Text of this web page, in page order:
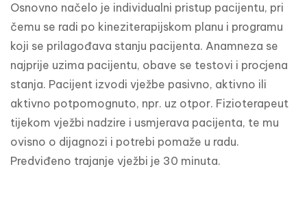
Osnovno načelo je individualni pristup pacijentu, pri
čemu se radi po kineziterapijskom planu i programu
koji se prilagođava stanju pacijenta. Anamneza se
najprije uzima pacijentu, obave se testovi i procjena
stanja. Pacijent izvodi vježbe pasivno, aktivno ili
aktivno potpomognuto, npr. uz otpor. Fizioterapeut
tijekom vježbi nadzire i usmjerava pacijenta, te mu
ovisno o dijagnozi i potrebi pomaže u radu.
Predviđeno trajanje vježbi je 30 minuta.